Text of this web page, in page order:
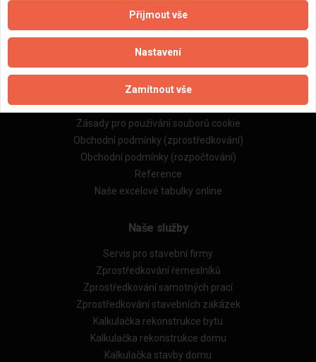
Naše firmy a řemeslníci
Zpracování a ochrana osobních údajů
Zásady pro používání souborů cookie
Obchodní podmínky (zprostředkování)
Obchodní podmínky (rozpočtování)
Reference
Naše excelové tabulky online
Naše služby
Servis pro stavební firmy
Zprostředkování řemeslníků
Zprostředkování samotných prací
Zprostředkování stavebních zakázek
Kalkulačka rekonstrukce bytu
Kalkulačka rekonstrukce domu
Kalkulačka stavby domu
Přijmout vše
Nastavení
Zamítnout vše